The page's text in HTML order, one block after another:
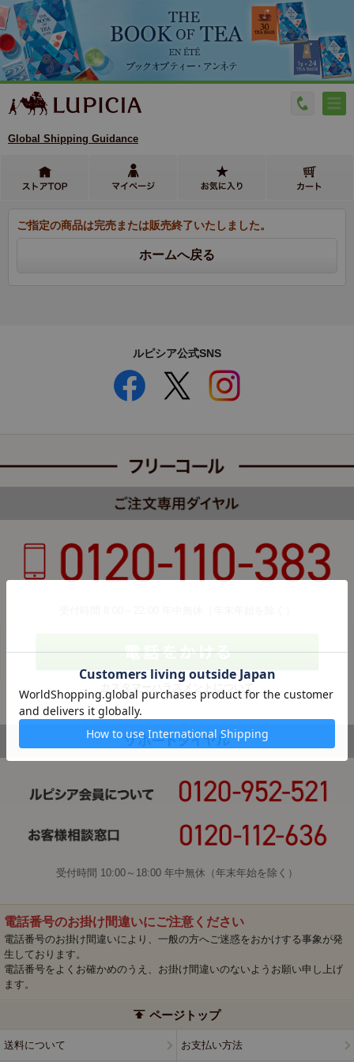
Global Shipping Guidance
ご指定の商品は完売または販売終了いたしました。
ルピシア公式SNS
受付時間 10:00～18:00 年中無休（年末年始を除く）
電話番号のお掛け間違いにご注意ください
電話番号のお掛け間違いにより、一般の方へご迷惑をおかけする事象が発
生しております。
電話番号をよくお確かめのうえ、お掛け間違いのないようお願い申し上げ
ます。
ページトップ
送料について お支払い方法